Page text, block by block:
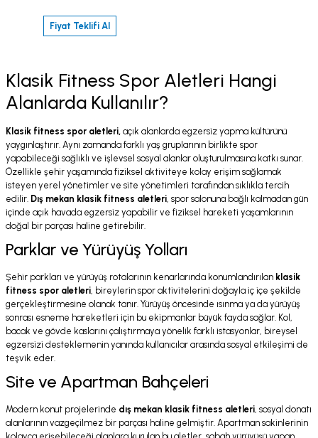
Fiyat Teklifi Al
Klasik Fitness Spor Aletleri Hangi
Alanlarda Kullanılır?
Klasik fitness spor aletleri, açık alanlarda egzersiz yapma kültürünü
yaygınlaştırır. Aynı zamanda farklı yaş gruplarının birlikte spor
yapabileceği sağlıklı ve işlevsel sosyal alanlar oluşturulmasına katkı sunar.
Özellikle şehir yaşamında fiziksel aktiviteye kolay erişim sağlamak
isteyen yerel yönetimler ve site yönetimleri tarafından sıklıkla tercih
edilir. Dış mekan klasik fitness aletleri, spor salonuna bağlı kalmadan gün
içinde açık havada egzersiz yapabilir ve fiziksel hareketi yaşamlarının
doğal bir parçası haline getirebilir.
Parklar ve Yürüyüş Yolları
Şehir parkları ve yürüyüş rotalarının kenarlarında konumlandırılan klasik
fitness spor aletleri, bireylerin spor aktivitelerini doğayla iç içe şekilde
gerçekleştirmesine olanak tanır. Yürüyüş öncesinde ısınma ya da yürüyüş
sonrası esneme hareketleri için bu ekipmanlar büyük fayda sağlar. Kol,
bacak ve gövde kaslarını çalıştırmaya yönelik farklı istasyonlar, bireysel
egzersizi desteklemenin yanında kullanıcılar arasında sosyal etkileşimi de
teşvik eder.
Site ve Apartman Bahçeleri
Modern konut projelerinde dış mekan klasik fitness aletleri, sosyal donatı
alanlarının vazgeçilmez bir parçası haline gelmiştir. Apartman sakinlerinin
kolayca erişebileceği alanlara kurulan bu aletler, sabah yürüyüşü yapan,